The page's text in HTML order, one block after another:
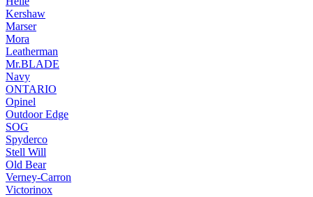
Kershaw
Marser
Mora
Leatherman
Mr.BLADE
Navy
ONTARIO
Opinel
Outdoor Edge
SOG
Spyderco
Stell Will
Old Bear
Verney-Carron
Victorinox